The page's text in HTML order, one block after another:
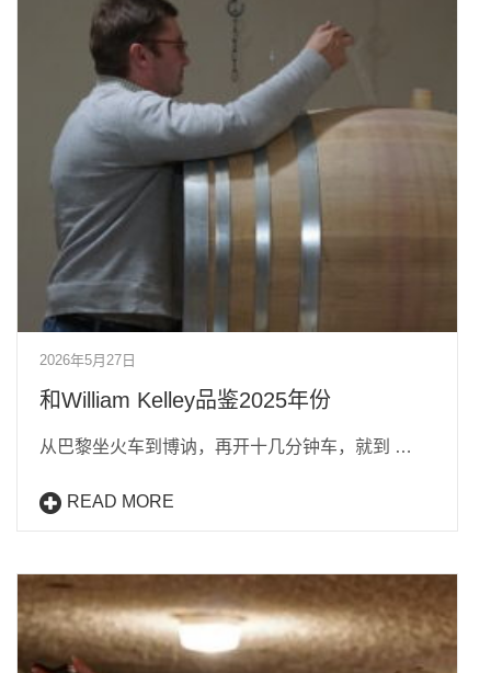
2026年5月27日
和William Kelley品鉴2025年份
从巴黎坐火车到博讷，再开十几分钟车，就到 …
READ MORE